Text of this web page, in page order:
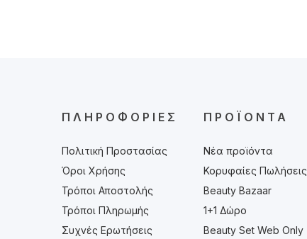
ΠΛΗΡΟΦΟΡΊΕΣ
Πολιτική Προστασίας
Όροι Χρήσης
Τρόποι Αποστολής
Τρόποι Πληρωμής
Συχνές Ερωτήσεις
ΠΡΟΪΌΝΤΑ
Νέα προϊόντα
Κορυφαίες Πωλήσεις
Beauty Bazaar
1+1 Δώρο
Beauty Set Web Only